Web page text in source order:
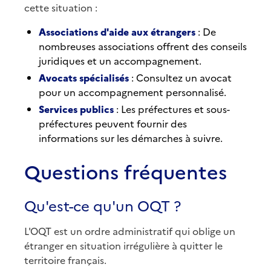
cette situation :
Associations d'aide aux étrangers : De
nombreuses associations offrent des conseils
juridiques et un accompagnement.
Avocats spécialisés : Consultez un avocat
pour un accompagnement personnalisé.
Services publics : Les préfectures et sous-
préfectures peuvent fournir des
informations sur les démarches à suivre.
Questions fréquentes
Qu'est-ce qu'un OQT ?
L'OQT est un ordre administratif qui oblige un
étranger en situation irrégulière à quitter le
territoire français.